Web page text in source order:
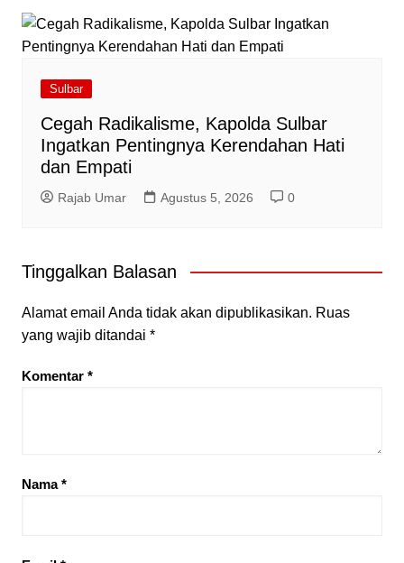
Sulbar
Cegah Radikalisme, Kapolda Sulbar
Ingatkan Pentingnya Kerendahan Hati
dan Empati
Rajab Umar Agustus 5, 2026 0
Tinggalkan Balasan
Alamat email Anda tidak akan dipublikasikan. Ruas
yang wajib ditandai *
Komentar *
Nama*